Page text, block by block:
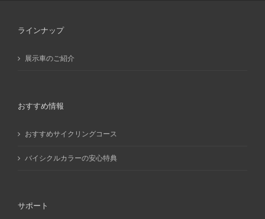
ラインナップ
展示車のご紹介
おすすめ情報
おすすめサイクリングコース
バイシクルカラーの安心特典
サポート